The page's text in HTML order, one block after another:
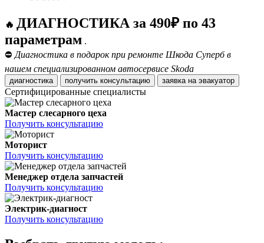
🔥 ДИАГНОСТИКА за 490₽ по 43
параметрам .
⛔ Диагностика в подарок при ремонте Шкода Суперб в
нашем специализированном автосервисе Skoda
диагностика получить консультацию заявка на эвакуатор
Сертифицированные специалисты
Мастер слесарного цеха
Получить консультацию
Моторист
Получить консультацию
Менеджер отдела запчастей
Получить консультацию
Электрик-диагност
Получить консультацию